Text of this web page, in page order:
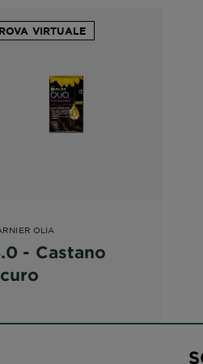
VIRTUALE
OLIA
- Castano